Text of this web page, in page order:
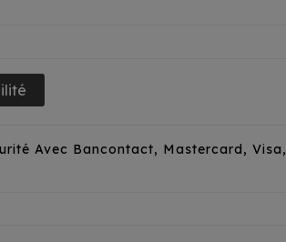
Avec Bancontact, Mastercard, Visa,